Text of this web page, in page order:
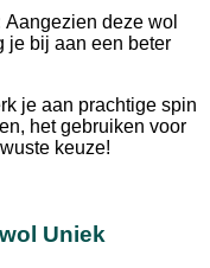
Aangezien deze wol
je bij aan een beter
je aan prachtige spin
het gebruiken voor
keuze!
Uniek